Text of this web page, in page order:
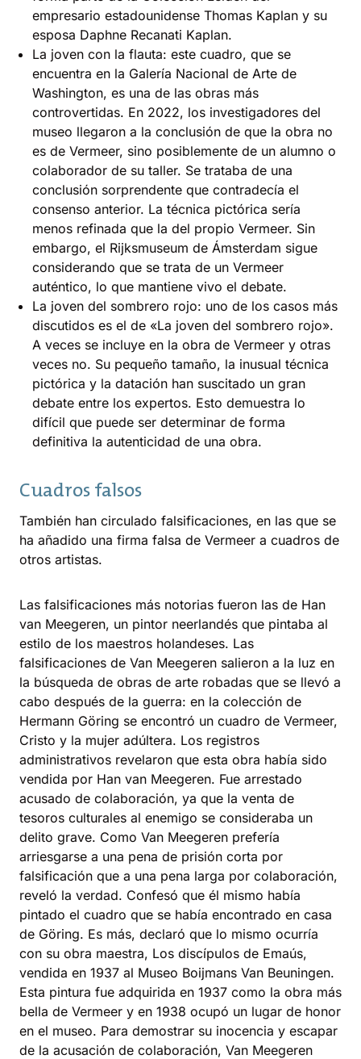
empresario estadounidense Thomas Kaplan y su
esposa Daphne Recanati Kaplan.
La joven con la flauta: este cuadro, que se
encuentra en la Galería Nacional de Arte de
Washington, es una de las obras más
controvertidas. En 2022, los investigadores del
museo llegaron a la conclusión de que la obra no
es de Vermeer, sino posiblemente de un alumno o
colaborador de su taller. Se trataba de una
conclusión sorprendente que contradecía el
consenso anterior. La técnica pictórica sería
menos refinada que la del propio Vermeer. Sin
embargo, el Rijksmuseum de Ámsterdam sigue
considerando que se trata de un Vermeer
auténtico, lo que mantiene vivo el debate.
La joven del sombrero rojo: uno de los casos más
discutidos es el de «La joven del sombrero rojo».
A veces se incluye en la obra de Vermeer y otras
veces no. Su pequeño tamaño, la inusual técnica
pictórica y la datación han suscitado un gran
debate entre los expertos. Esto demuestra lo
difícil que puede ser determinar de forma
definitiva la autenticidad de una obra.
Cuadros falsos
También han circulado falsificaciones, en las que se
ha añadido una firma falsa de Vermeer a cuadros de
otros artistas.
Las falsificaciones más notorias fueron las de Han
van Meegeren, un pintor neerlandés que pintaba al
estilo de los maestros holandeses. Las
falsificaciones de Van Meegeren salieron a la luz en
la búsqueda de obras de arte robadas que se llevó a
cabo después de la guerra: en la colección de
Hermann Göring se encontró un cuadro de Vermeer,
Cristo y la mujer adúltera. Los registros
administrativos revelaron que esta obra había sido
vendida por Han van Meegeren. Fue arrestado
acusado de colaboración, ya que la venta de
tesoros culturales al enemigo se consideraba un
delito grave. Como Van Meegeren prefería
arriesgarse a una pena de prisión corta por
falsificación que a una pena larga por colaboración,
reveló la verdad. Confesó que él mismo había
pintado el cuadro que se había encontrado en casa
de Göring. Es más, declaró que lo mismo ocurría
con su obra maestra, Los discípulos de Emaús,
vendida en 1937 al Museo Boijmans Van Beuningen.
Esta pintura fue adquirida en 1937 como la obra más
bella de Vermeer y en 1938 ocupó un lugar de honor
en el museo. Para demostrar su inocencia y escapar
de la acusación de colaboración, Van Meegeren